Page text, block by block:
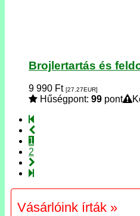
Brojlertartás és
9 990 Ft [27.27EUR]
Hűségpont: 99 pont
1
2
Vásárlóink írták »